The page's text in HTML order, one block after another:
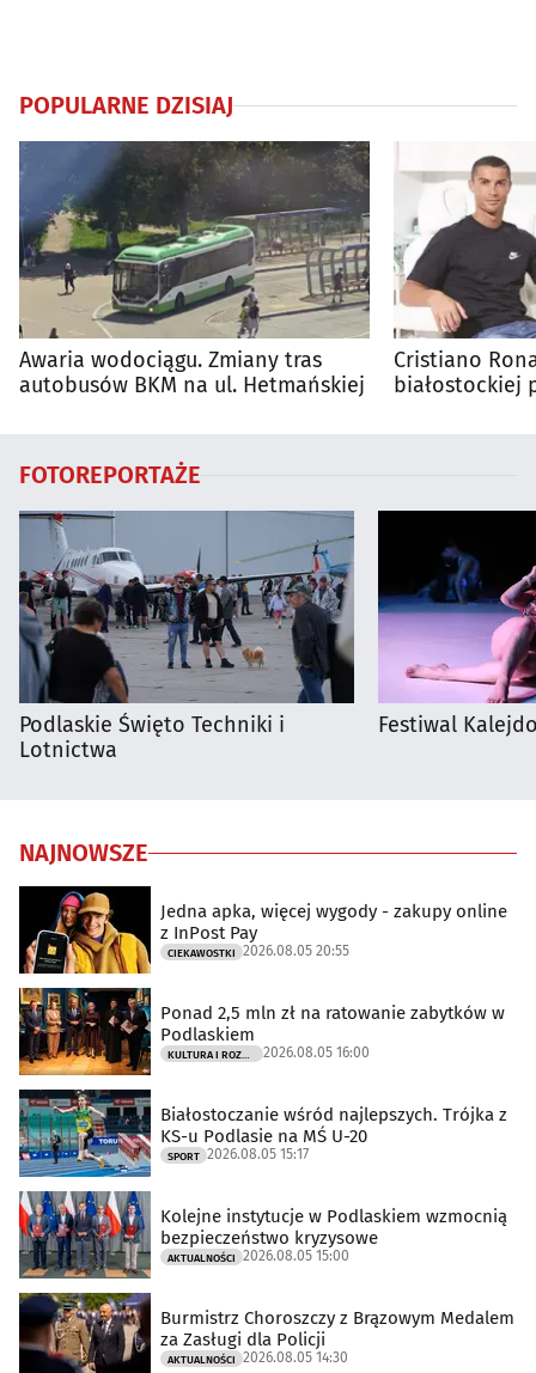
POPULARNE DZISIAJ
Awaria wodociągu. Zmiany tras
autobusów BKM na ul. Hetmańskiej
Cristiano
białostockiej
FOTOREPORTAŻE
Podlaskie Święto Techniki i
Lotnictwa
Festiwal
NAJNOWSZE
Jedna apka, więcej wygody - zakupy online
z InPost Pay
CIEKAWOSTKI 2026.08.05 20:55
Ponad 2,5 mln zł na ratowanie zabytków w
Podlaskiem
2026.08.05 16:00
Białostoczanie wśród najlepszych. Trójka z
KS-u Podlasie na MŚ U-20
SPORT 2026.08.05 15:17
Kolejne instytucje w Podlaskiem wzmocnią
bezpieczeństwo kryzysowe
AKTUALNOŚCI 2026.08.05 15:00
Burmistrz Choroszczy z Brązowym Medalem
za Zasługi dla Policji
AKTUALNOŚCI 2026.08.05 14:30